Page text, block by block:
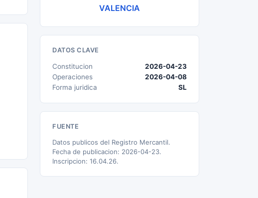
VALENCIA
DATOS CLAVE
Constitucion
2026-04-23
Operaciones
2026-04-08
Forma juridica
SL
FUENTE
Datos publicos del Registro Mercantil.
Fecha de publicacion: 2026-04-23.
Inscripcion: 16.04.26.